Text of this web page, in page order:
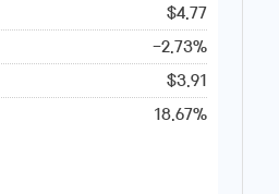
$4.77
-2.73%
$3.91
18.67%